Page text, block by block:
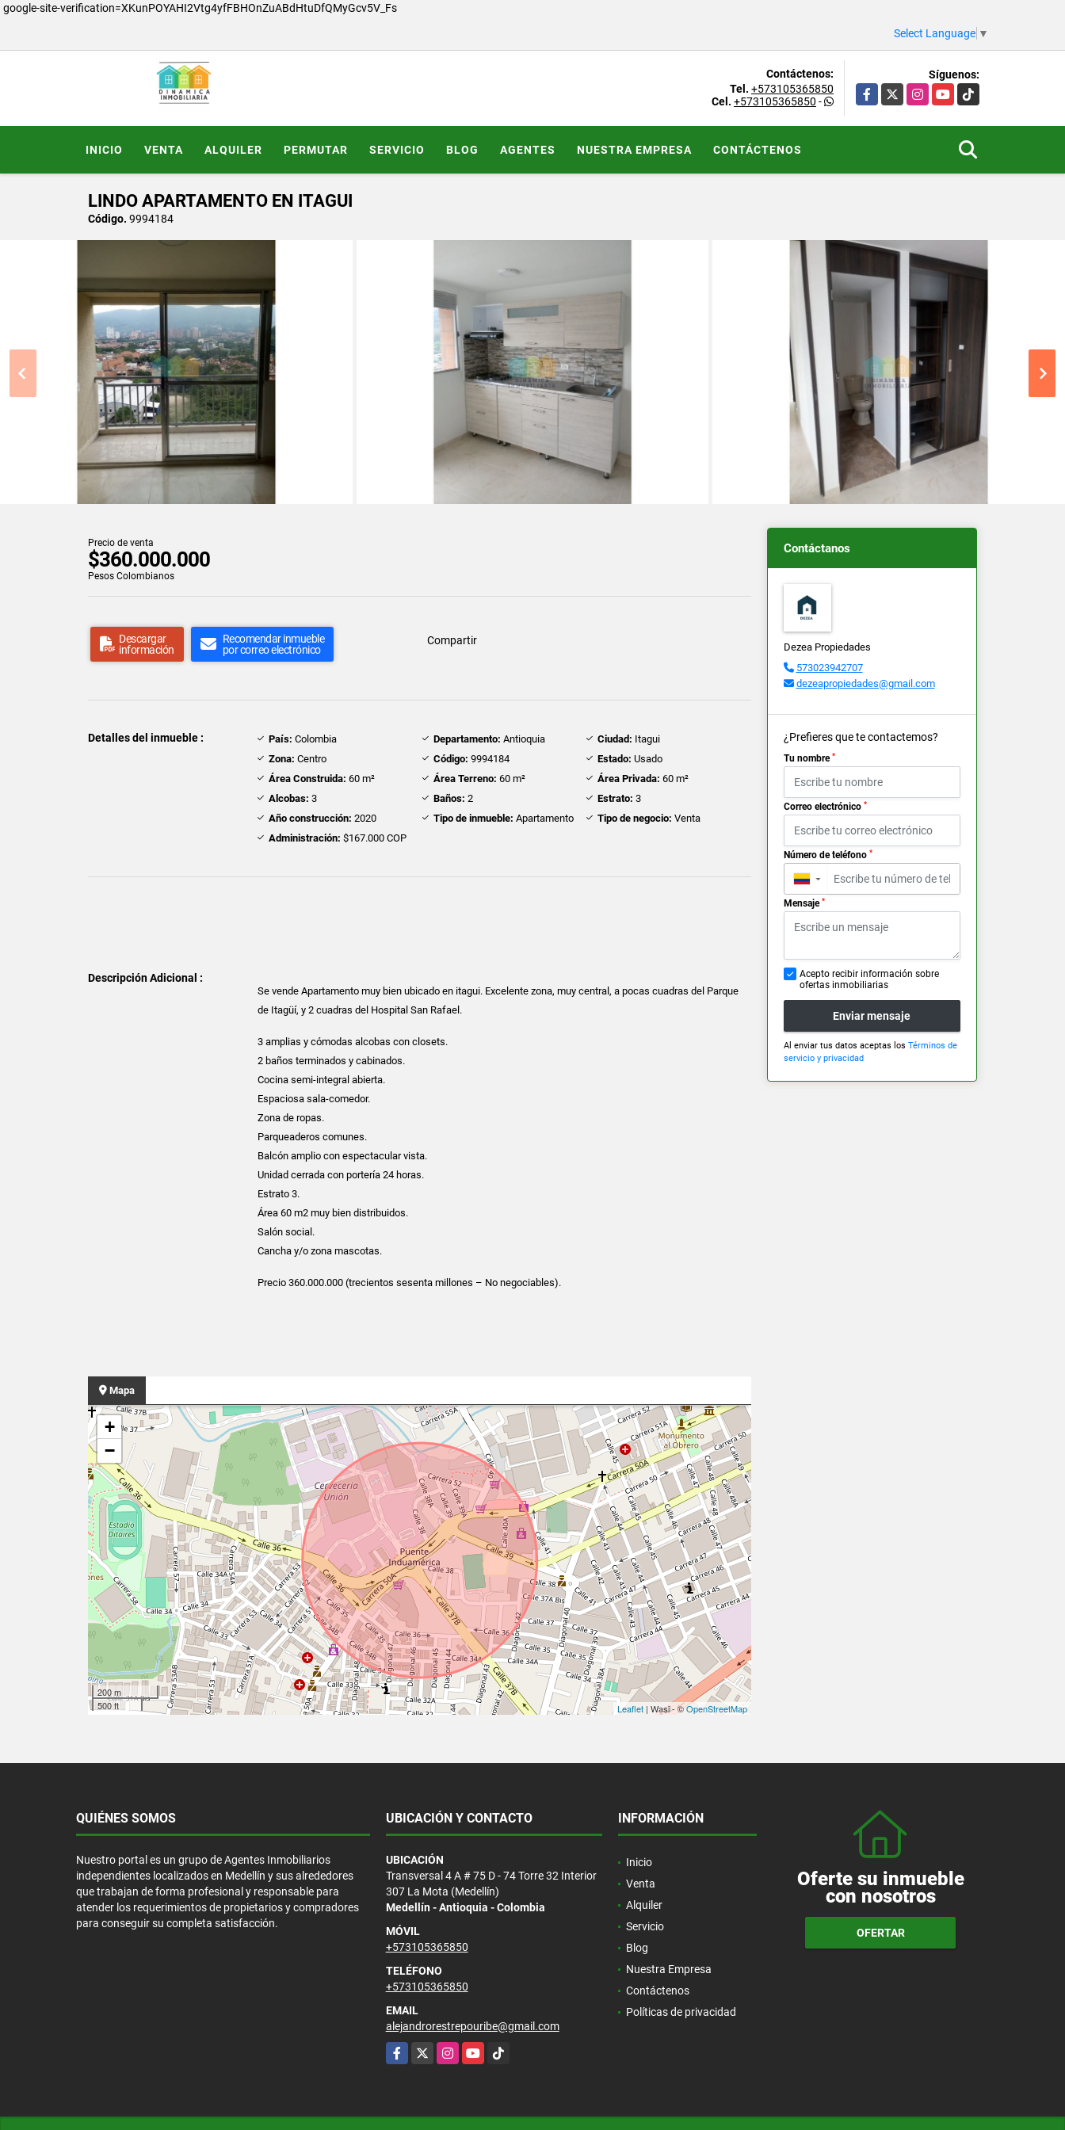
google-site-verification=XKunPOYAHI2Vtg4yfFBHOnZuABdHtuDfQMyGcv5V_Fs
Select Language ▼
Contáctenos:
Tel. +573105365850
Cel. +573105365850 -
Síguenos:
Facebook
X InstagramYouTubeTikTok
INICIO VENTA ALQUILER PERMUTAR SERVICIO BLOG AGENTES NUESTRA EMPRESA CONTÁCTENOS
LINDO APARTAMENTO EN ITAGUI
Código. 9994184
Precio de venta
$360.000.000
Pesos Colombianos
Descargar
información
Recomendar inmueble
por correo electrónico
Compartir
Detalles del inmueble : País: Colombia Departamento: Antioquia Ciudad: Itagui
Zona: Centro Código: 9994184 Estado: Usado
Área Construida: 60 m² Área Terreno: 60 m² Área Privada: 60 m²
Alcobas: 3 Baños: 2 Estrato: 3
Año construcción: 2020 Tipo de inmueble: Apartamento Tipo de negocio: Venta
Administración: $167.000 COP
Descripción Adicional :
Se vende Apartamento muy bien ubicado en itagui. Excelente zona, muy central, a pocas cuadras del Parque
de Itagüí, y 2 cuadras del Hospital San Rafael.
3 amplias y cómodas alcobas con closets.
2 baños terminados y cabinados.
Cocina semi-integral abierta.
Espaciosa sala-comedor.
Zona de ropas.
Parqueaderos comunes.
Balcón amplio con espectacular vista.
Unidad cerrada con portería 24 horas.
Estrato 3.
Área 60 m2 muy bien distribuidos.
Salón social.
Cancha y/o zona mascotas.
Precio 360.000.000 (trecientos sesenta millones – No negociables).
Mapa
+
−
200 m
500 ft
Leaflet| Wasi - ©OpenStreetMap
Contáctanos
Dezea Propiedades
573023942707
dezeapropiedades@gmail.com
¿Prefieres que te contactemos?
Tu nombre *
Correo electrónico *
Número de teléfono *
▼
Mensaje *
Acepto recibir información sobre
ofertas inmobiliarias
Enviar mensaje
Al enviar tus datos aceptas los Términos de
servicio y privacidad
QUIÉNES SOMOS
Nuestro portal es un grupo de Agentes Inmobiliarios
independientes localizados en Medellín y sus alrededores
que trabajan de forma profesional y responsable para
atender los requerimientos de propietarios y compradores
para conseguir su completa satisfacción.
UBICACIÓN Y CONTACTO
UBICACIÓN
Transversal 4 A # 75 D - 74 Torre 32 Interior
307 La Mota (Medellín)
Medellín - Antioquia - Colombia
MÓVIL
+573105365850
TELÉFONO
+573105365850
EMAIL
alejandrorestrepouribe@gmail.com
Facebook
X InstagramYouTubeTikTok
INFORMACIÓN
Inicio
Venta
Alquiler
Servicio
Blog
Nuestra Empresa
Contáctenos
Políticas de privacidad
Oferte su inmueble
con nosotros
OFERTAR